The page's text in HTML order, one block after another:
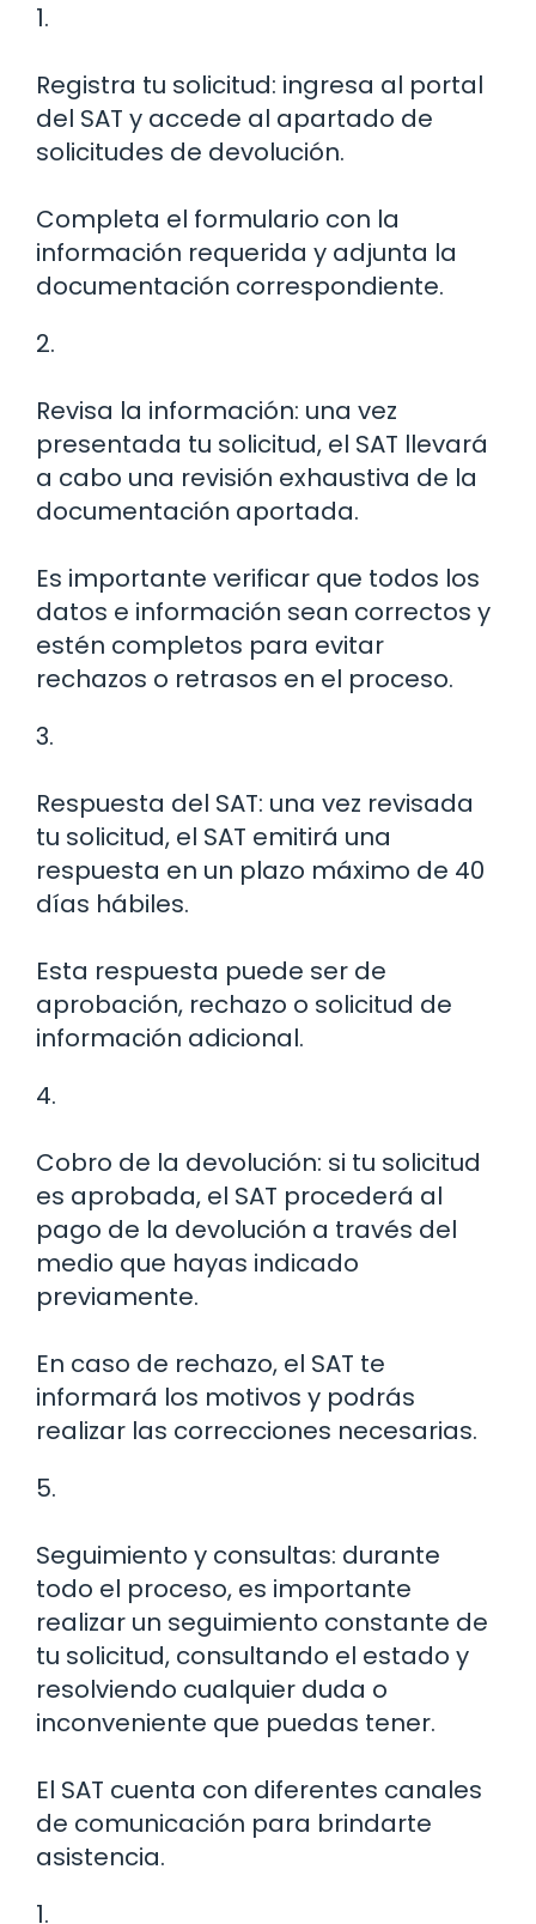
1.
Registra tu solicitud: ingresa al portal
del SAT y accede al apartado de
solicitudes de devolución.
Completa el formulario con la
información requerida y adjunta la
documentación correspondiente.
2.
Revisa la información: una vez
presentada tu solicitud, el SAT llevará
a cabo una revisión exhaustiva de la
documentación aportada.
Es importante verificar que todos los
datos e información sean correctos y
estén completos para evitar
rechazos o retrasos en el proceso.
3.
Respuesta del SAT: una vez revisada
tu solicitud, el SAT emitirá una
respuesta en un plazo máximo de 40
días hábiles.
Esta respuesta puede ser de
aprobación, rechazo o solicitud de
información adicional.
4.
Cobro de la devolución: si tu solicitud
es aprobada, el SAT procederá al
pago de la devolución a través del
medio que hayas indicado
previamente.
En caso de rechazo, el SAT te
informará los motivos y podrás
realizar las correcciones necesarias.
5.
Seguimiento y consultas: durante
todo el proceso, es importante
realizar un seguimiento constante de
tu solicitud, consultando el estado y
resolviendo cualquier duda o
inconveniente que puedas tener.
El SAT cuenta con diferentes canales
de comunicación para brindarte
asistencia.
1.